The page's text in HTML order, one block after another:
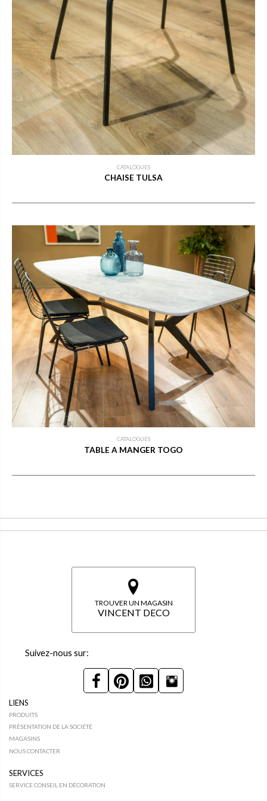
CATALOGUES
CHAISE TULSA
CATALOGUES
TABLE A MANGER TOGO
TROUVER UN MAGASIN
VINCENT DECO
Suivez-nous sur:
LIENS
PRODUITS
PRÉSENTATION DE LA SOCIÉTÉ
MAGASINS
NOUS CONTACTER
SERVICES
SERVICE CONSEIL EN DÉCORATION